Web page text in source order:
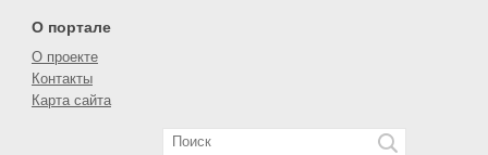
О портале
О проекте
Контакты
Карта сайта